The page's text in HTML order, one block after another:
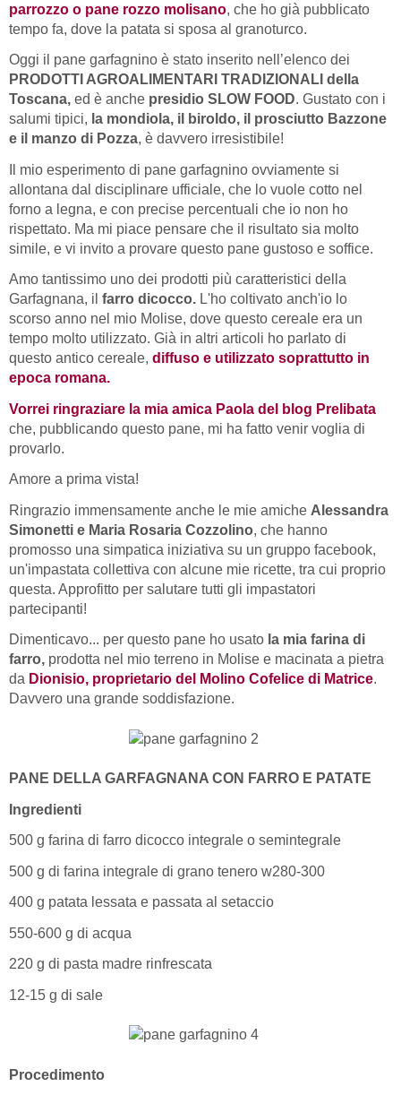
parrozzo o pane rozzo molisano, che ho già pubblicato
tempo fa, dove la patata si sposa al granoturco.
Oggi il pane garfagnino è stato inserito nell’elenco dei
PRODOTTI AGROALIMENTARI TRADIZIONALI della
Toscana, ed è anche presidio SLOW FOOD. Gustato con i
salumi tipici, la mondiola, il biroldo, il prosciutto Bazzone
e il manzo di Pozza, è davvero irresistibile!
Il mio esperimento di pane garfagnino ovviamente si
allontana dal disciplinare ufficiale, che lo vuole cotto nel
forno a legna, e con precise percentuali che io non ho
rispettato. Ma mi piace pensare che il risultato sia molto
simile, e vi invito a provare questo pane gustoso e soffice.
Amo tantissimo uno dei prodotti più caratteristici della
Garfagnana, il farro dicocco. L'ho coltivato anch'io lo
scorso anno nel mio Molise, dove questo cereale era un
tempo molto utilizzato. Già in altri articoli ho parlato di
questo antico cereale, diffuso e utilizzato soprattutto in
epoca romana.
Vorrei ringraziare la mia amica Paola del blog Prelibata
che, pubblicando questo pane, mi ha fatto venir voglia di
provarlo.
Amore a prima vista!
Ringrazio immensamente anche le mie amiche Alessandra
Simonetti e Maria Rosaria Cozzolino, che hanno
promosso una simpatica iniziativa su un gruppo facebook,
un'impastata collettiva con alcune mie ricette, tra cui proprio
questa. Approfitto per salutare tutti gli impastatori
partecipanti!
Dimenticavo... per questo pane ho usato la mia farina di
farro, prodotta nel mio terreno in Molise e macinata a pietra
da Dionisio, proprietario del Molino Cofelice di Matrice.
Davvero una grande soddisfazione.
PANE DELLA GARFAGNANA CON FARRO E PATATE
Ingredienti
500 g farina di farro dicocco integrale o semintegrale
500 g di farina integrale di grano tenero w280-300
400 g patata lessata e passata al setaccio
550-600 g di acqua
220 g di pasta madre rinfrescata
12-15 g di sale
Procedimento